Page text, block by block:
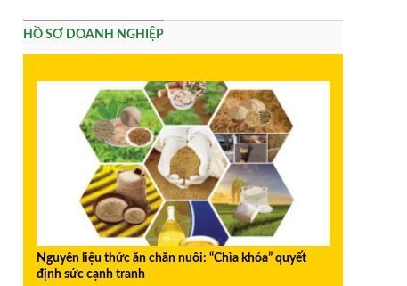
HỒ SƠ DOANH NGHIỆP
Nguyên liệu thức ăn chăn nuôi: “Chìa khóa” quyết
định sức cạnh tranh